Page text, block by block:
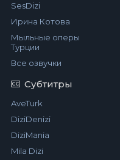
SesDizi
Ирина Котова
Мыльные оперы
Турции
Все озвучки
Субтитры
AveTurk
DiziDenizi
DiziMania
Mila Dizi